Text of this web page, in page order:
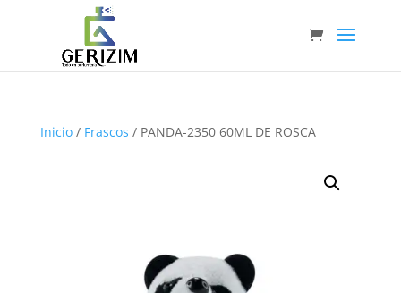
Inicio/ Frascos / PANDA-2350 60ML DE ROSCA